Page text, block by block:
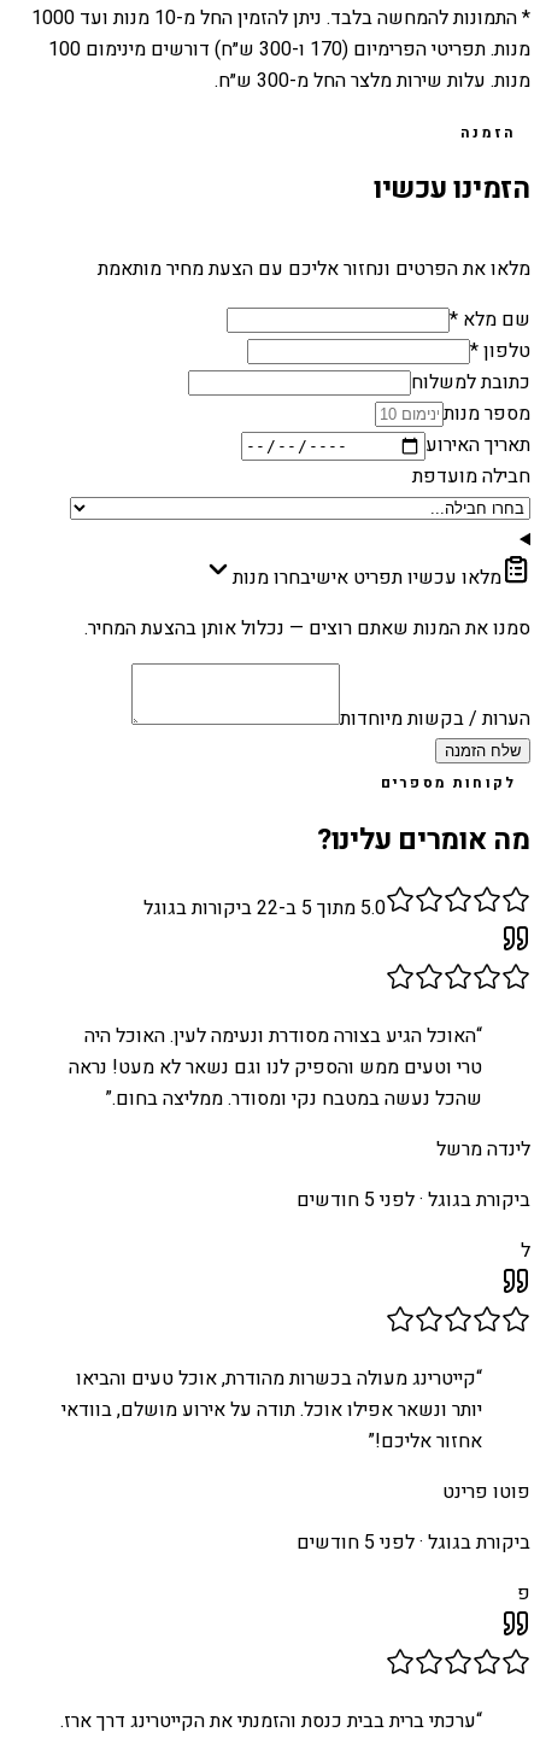
* התמונות להמחשה בלבד. ניתן להזמין החל מ-10 מנות ועד 1000
מנות. תפריטי הפרימיום (170 ו-300 ש״ח) דורשים מינימום 100
מנות. עלות שירות מלצר החל מ-300 ש״ח.
הזמנה
הזמינו עכשיו
מלאו את הפרטים ונחזור אליכם עם הצעת מחיר מותאמת
שם מלא *
טלפון *
כתובת למשלוח
מספר מנות
תאריך האירוע
חבילה מועדפת
מלאו עכשיו תפריט אישיבחרו מנות
סמנו את המנות שאתם רוצים — נכלול אותן בהצעת המחיר.
הערות / בקשות מיוחדות
שלח הזמנה
לקוחות מספרים
מה אומרים עלינו?
5.0 מתוך 5 ב- 22ביקורות בגוגל
“האוכל הגיע בצורה מסודרת ונעימה לעין. האוכל היה
טרי וטעים ממש והספיק לנו וגם נשאר לא מעט! נראה
שהכל נעשה במטבח נקי ומסודר. ממליצה בחום.”
לינדה מרשל
ביקורת בגוגל ·לפני 5 חודשים
ל
“קייטרינג מעולה בכשרות מהודרת, אוכל טעים והביאו
יותר ונשאר אפילו אוכל. תודה על אירוע מושלם, בוודאי
אחזור אליכם!”
פוטו פרינט
ביקורת בגוגל ·לפני 5 חודשים
פ
“ערכתי ברית בבית כנסת והזמנתי את הקייטרינג דרך ארז.